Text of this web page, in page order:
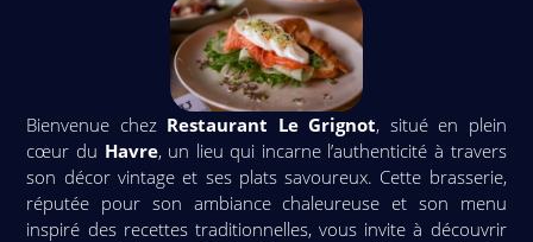
Bienvenue chez Restaurant Le Grignot, situé en plein
cœur du Havre, un lieu qui incarne l’authenticité à travers
son décor vintage et ses plats savoureux. Cette brasserie,
réputée pour son ambiance chaleureuse et son menu
inspiré des recettes traditionnelles, vous invite à découvrir